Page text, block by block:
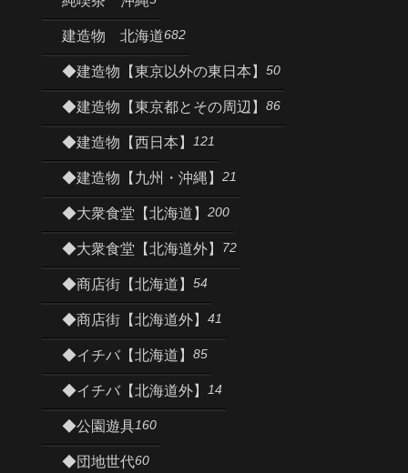
建造物 北海道682
◆建造物【東京以外の東日本】 50
◆建造物【東京都とその周辺】 86
◆建造物【西日本】 121
◆建造物【九州・沖縄】 21
◆大衆食堂【北海道】 200
◆大衆食堂【北海道外】 72
◆商店街【北海道】 54
◆商店街【北海道外】 41
◆イチバ【北海道】 85
◆イチバ【北海道外】 14
◆公園遊具160
◆団地世代60